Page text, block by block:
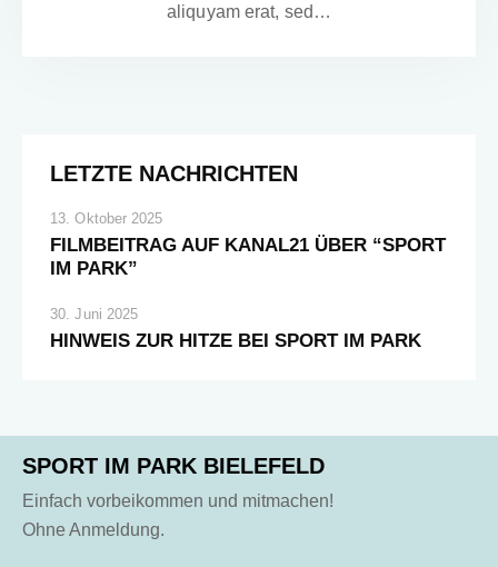
aliquyam erat, sed…
LETZTE NACHRICHTEN
13. Oktober 2025
FILMBEITRAG AUF KANAL21 ÜBER “SPORT
IM PARK”
30. Juni 2025
HINWEIS ZUR HITZE BEI SPORT IM PARK
SPORT IM PARK BIELEFELD
Einfach vorbeikommen und mitmachen!
Ohne Anmeldung.